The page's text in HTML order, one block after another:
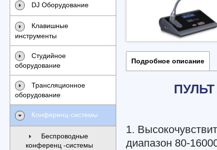
DJ Оборудование
Клавишные
инструменты
Студийное
оборудование
Трансляционное
оборудование
Конференц-системы
Беспроводные
конференц -системы
Подробное описание
1.
диапазон 80-